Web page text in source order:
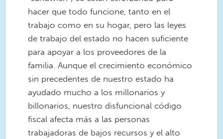
hacer que todo funcione, tanto en el
trabajo como en su hogar, pero las leyes
de trabajo del estado no hacen suficiente
para apoyar a los proveedores de la
familia. Aunque el crecimiento económico
sin precedentes de nuestro estado ha
ayudado mucho a los millonarios y
billonarios, nuestro disfuncional código
fiscal afecta más a las personas
trabajadoras de bajos recursos y el alto